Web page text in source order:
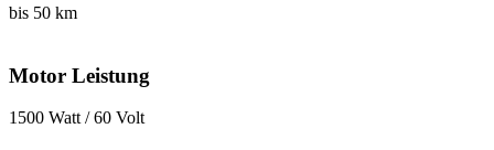
bis 50 km
Motor Leistung
1500 Watt / 60 Volt